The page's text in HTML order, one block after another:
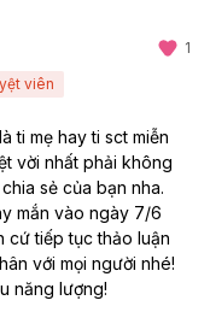
1
viên
ti mẹ hay ti sct miễn
vời nhất phải không
sẻ của bạn nha.
mắn vào ngày 7/6
cứ tiếp tục thảo luận
với mọi người nhé!
năng lượng!